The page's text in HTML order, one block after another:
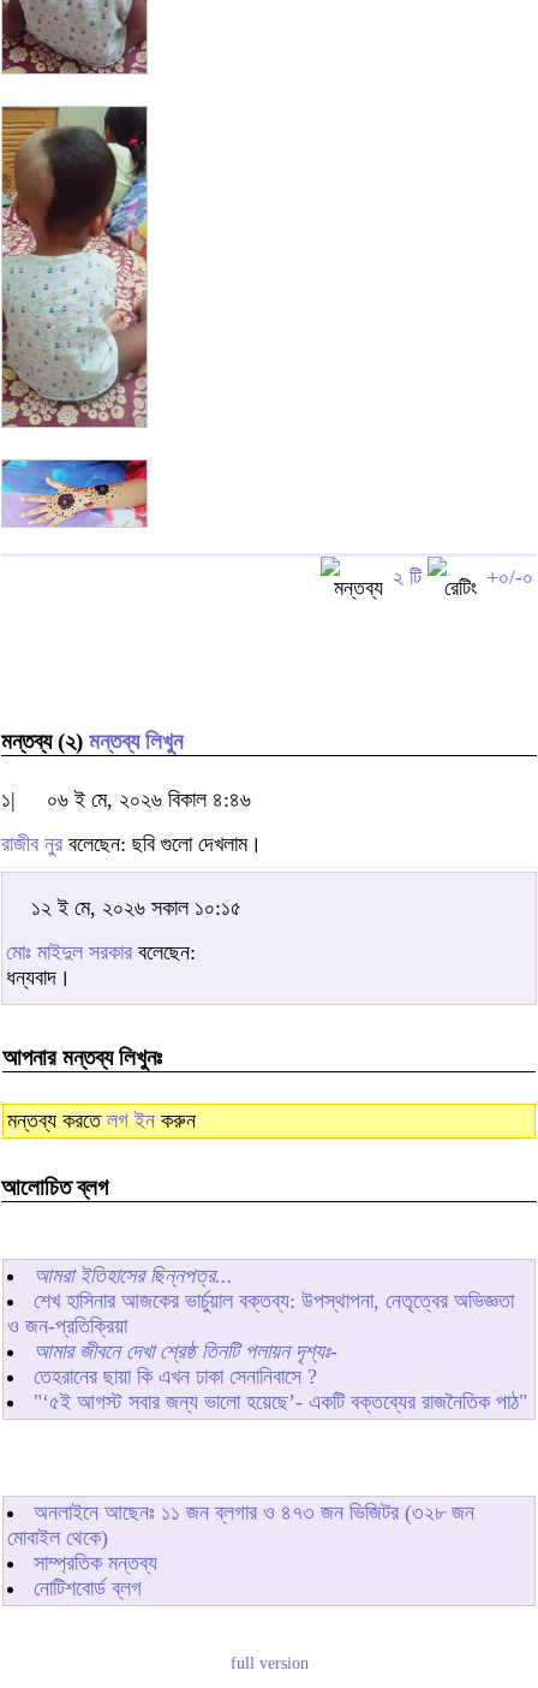
২ টি +০/-০
মন্তব্য (২) মন্তব্য লিখুন
১|
০৬ ই মে, ২০২৬ বিকাল ৪:৪৬
রাজীব নুর বলেছেন: ছবি গুলো দেখলাম।
১২ ই মে, ২০২৬ সকাল ১০:১৫
মোঃ মাইদুল সরকার বলেছেন:
ধন্যবাদ।
আপনার মন্তব্য লিখুনঃ
মন্তব্য করতে লগ ইন করুন
আলোচিত ব্লগ
আমরা ইতিহাসের ছিন্নপত্র...
শেখ হাসিনার আজকের ভার্চুয়াল বক্তব্য: উপস্থাপনা, নেতৃত্বের অভিজ্ঞতা
ও জন-প্রতিক্রিয়া
আমার জীবনে দেখা শ্রেষ্ঠ তিনটি পলায়ন দৃশ্যঃ-
তেহরানের ছায়া কি এখন ঢাকা সেনানিবাসে ?
"‘৫ই আগস্ট সবার জন্য ভালো হয়েছে’- একটি বক্তব্যের রাজনৈতিক পাঠ"
অনলাইনে আছেনঃ ১১ জন ব্লগার ও ৪৭৩ জন ভিজিটর (৩২৮ জন
মোবাইল থেকে)
সাম্প্রতিক মন্তব্য
নোটিশবোর্ড ব্লগ
full version